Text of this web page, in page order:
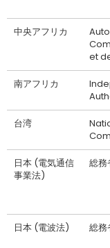
中央アフリカ
et
南アフリカ
台湾
日本 (電気通信
事業法)
総務
日本 (電波法) 総務